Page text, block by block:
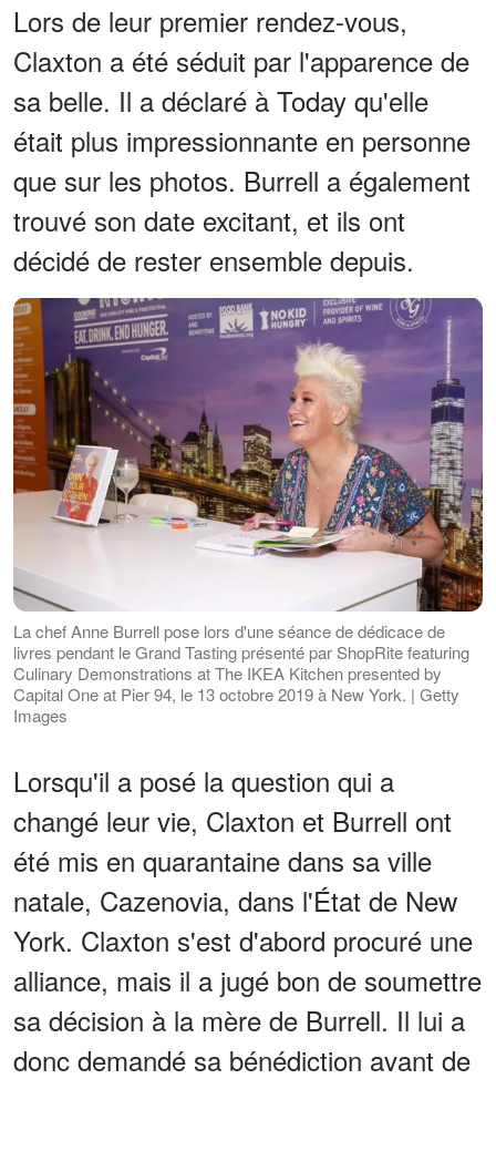
Lors de leur premier rendez-vous,
Claxton a été séduit par l'apparence de
sa belle. Il a déclaré à Today qu'elle
était plus impressionnante en personne
que sur les photos. Burrell a également
trouvé son date excitant, et ils ont
décidé de rester ensemble depuis.
La chef Anne Burrell pose lors d'une séance de dédicace de
livres pendant le Grand Tasting présenté par ShopRite featuring
Culinary Demonstrations at The IKEA Kitchen presented by
Capital One at Pier 94, le 13 octobre 2019 à New York. | Getty
Images
Lorsqu'il a posé la question qui a
changé leur vie, Claxton et Burrell ont
été mis en quarantaine dans sa ville
natale, Cazenovia, dans l'État de New
York. Claxton s'est d'abord procuré une
alliance, mais il a jugé bon de soumettre
sa décision à la mère de Burrell. Il lui a
donc demandé sa bénédiction avant de